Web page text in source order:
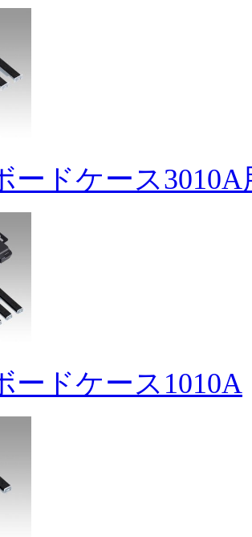
ードケース
ードケース1010A